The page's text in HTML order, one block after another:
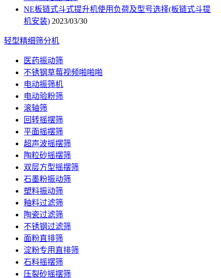
NE板链式斗式提升机使用负荷及型号选择(板链式斗提
机安装) 2023/03/30
轻型精细筛分机
医药振动筛
不锈钢草莓视频啪啪啪
电动振筛机
电动验粉筛
滚轴筛
回转摇摆筛
平面摇摆筛
超声波摇摆筛
陶粒砂摇摆筛
双层方型摇摆筛
石墨粉振动筛
塑料振动筛
釉料过滤筛
陶瓷过滤筛
不锈钢过滤筛
面粉直排筛
淀粉专用直排筛
石料摇摆筛
压裂砂摇摆筛